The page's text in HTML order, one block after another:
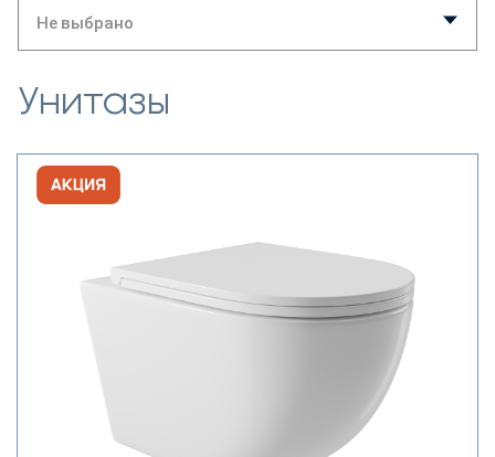
Не выбрано
Унитазы